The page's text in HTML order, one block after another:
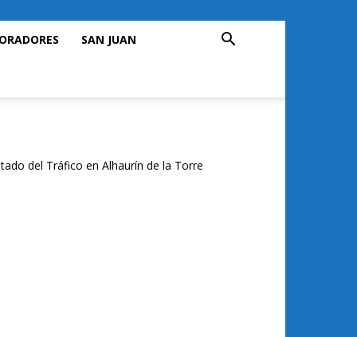
SAN JUAN
del Tráfico en Alhaurín de la Torre